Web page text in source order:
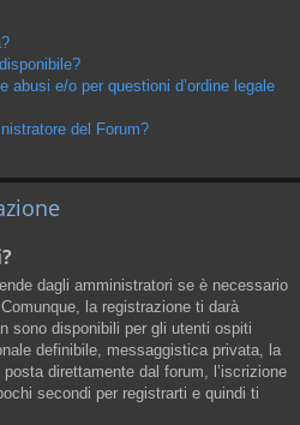
abusi e/o per questioni d’ordine legale
del Forum?
dagli amministratori se è necessario
la registrazione ti darà
sono disponibili per gli utenti ospiti
definibile, messaggistica privata, la
direttamente dal forum, l’iscrizione
secondi per registrarti e quindi ti